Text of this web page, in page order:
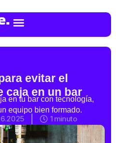
evitar el
caja en un bar
en tu bar con tecnología,
equipo bien formado.
1 minuto